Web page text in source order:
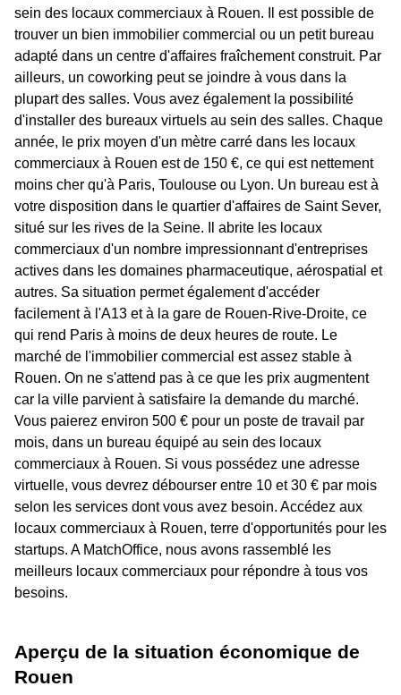
sein des locaux commerciaux à Rouen. Il est possible de
trouver un bien immobilier commercial ou un petit bureau
adapté dans un centre d'affaires fraîchement construit. Par
ailleurs, un coworking peut se joindre à vous dans la
plupart des salles. Vous avez également la possibilité
d'installer des bureaux virtuels au sein des salles. Chaque
année, le prix moyen d'un mètre carré dans les locaux
commerciaux à Rouen est de 150 €, ce qui est nettement
moins cher qu'à Paris, Toulouse ou Lyon. Un bureau est à
votre disposition dans le quartier d'affaires de Saint Sever,
situé sur les rives de la Seine. Il abrite les locaux
commerciaux d'un nombre impressionnant d'entreprises
actives dans les domaines pharmaceutique, aérospatial et
autres. Sa situation permet également d'accéder
facilement à l'A13 et à la gare de Rouen-Rive-Droite, ce
qui rend Paris à moins de deux heures de route. Le
marché de l'immobilier commercial est assez stable à
Rouen. On ne s'attend pas à ce que les prix augmentent
car la ville parvient à satisfaire la demande du marché.
Vous paierez environ 500 € pour un poste de travail par
mois, dans un bureau équipé au sein des locaux
commerciaux à Rouen. Si vous possédez une adresse
virtuelle, vous devrez débourser entre 10 et 30 € par mois
selon les services dont vous avez besoin. Accédez aux
locaux commerciaux à Rouen, terre d'opportunités pour les
startups. A MatchOffice, nous avons rassemblé les
meilleurs locaux commerciaux pour répondre à tous vos
besoins.
Aperçu de la situation économique de
Rouen